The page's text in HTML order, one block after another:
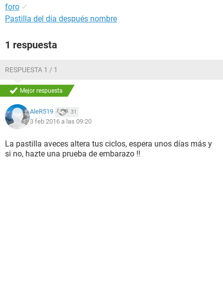
foro ✓
Pastilla del día después nombre
1 respuesta
RESPUESTA 1 / 1
Mejor respuesta
AleR519 31
3 feb 2016 a las 09:20
La pastilla aveces altera tus ciclos, espera unos días más y
si no, hazte una prueba de embarazo !!